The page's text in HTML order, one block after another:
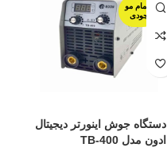
اتمام مو
جودی
دستگاه جوش اینورتر دیجیتال
ادون مدل TB-400